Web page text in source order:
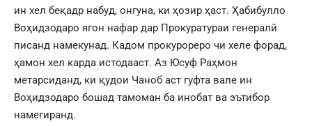
ин хел беқадр набуд, онгуна, ки ҳозир ҳаст. Ҳабибулло
Воҳидзодаро ягон нафар дар Прокуратураи генералӣ
писанд намекунад. Кадом прокурореро чи хеле форад,
ҳамон хел карда истодааст. Аз Юсуф Раҳмон
метарсиданд, ки қудои Чаноб аст гуфта вале ин
Воҳидзодаро бошад тамоман ба инобат ва эътибор
намегиранд.